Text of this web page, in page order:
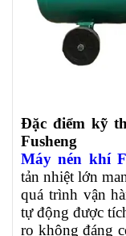
Đặc điểm kỹ
Fusheng
Máy nén khí
tản nhiệt lớn
quá trình vận
tự động được
ro không đáng